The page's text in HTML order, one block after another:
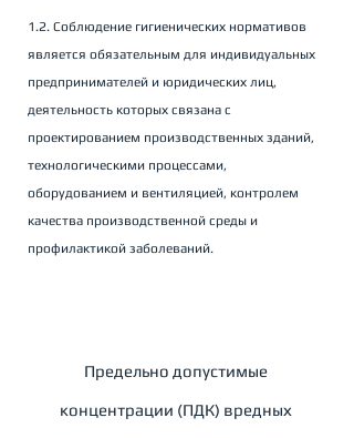
1.2. Соблюдение гигиенических нормативов
является обязательным для индивидуальных
предпринимателей и юридических лиц,
деятельность которых связана с
проектированием производственных зданий,
технологическими процессами,
оборудованием и вентиляцией, контролем
качества производственной среды и
профилактикой заболеваний.
Предельно допустимые
концентрации (ПДК) вредных